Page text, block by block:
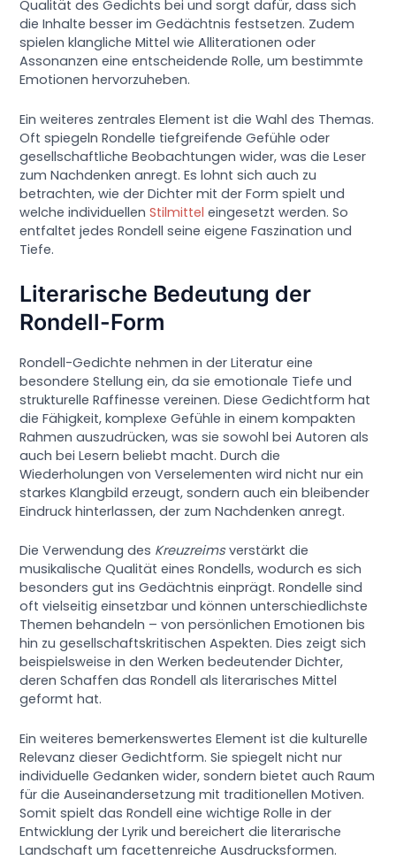
Qualität des Gedichts bei und sorgt dafür, dass sich
die Inhalte besser im Gedächtnis festsetzen. Zudem
spielen klangliche Mittel wie Alliterationen oder
Assonanzen eine entscheidende Rolle, um bestimmte
Emotionen hervorzuheben.
Ein weiteres zentrales Element ist die Wahl des Themas.
Oft spiegeln Rondelle tiefgreifende Gefühle oder
gesellschaftliche Beobachtungen wider, was die Leser
zum Nachdenken anregt. Es lohnt sich auch zu
betrachten, wie der Dichter mit der Form spielt und
welche individuellenStilmittel eingesetzt werden. So
entfaltet jedes Rondell seine eigene Faszination und
Tiefe.
Literarische Bedeutung der
Rondell-Form
Rondell-Gedichte nehmen in der Literatur eine
besondere Stellung ein, da sie emotionale Tiefe und
strukturelle Raffinesse vereinen. Diese Gedichtform hat
die Fähigkeit, komplexe Gefühle in einem kompakten
Rahmen auszudrücken, was sie sowohl bei Autoren als
auch bei Lesern beliebt macht. Durch die
Wiederholungen von Verselementen wird nicht nur ein
starkes Klangbild erzeugt, sondern auch ein bleibender
Eindruck hinterlassen, der zum Nachdenken anregt.
Die Verwendung des Kreuzreimsverstärkt die
musikalische Qualität eines Rondells, wodurch es sich
besonders gut ins Gedächtnis einprägt. Rondelle sind
oft vielseitig einsetzbar und können unterschiedlichste
Themen behandeln – von persönlichen Emotionen bis
hin zu gesellschaftskritischen Aspekten. Dies zeigt sich
beispielsweise in den Werken bedeutender Dichter,
deren Schaffen das Rondell als literarisches Mittel
geformt hat.
Ein weiteres bemerkenswertes Element ist die kulturelle
Relevanz dieser Gedichtform. Sie spiegelt nicht nur
individuelle Gedanken wider, sondern bietet auch Raum
für die Auseinandersetzung mit traditionellen Motiven.
Somit spielt das Rondell eine wichtige Rolle in der
Entwicklung der Lyrik und bereichert die literarische
Landschaft um facettenreiche Ausdrucksformen.